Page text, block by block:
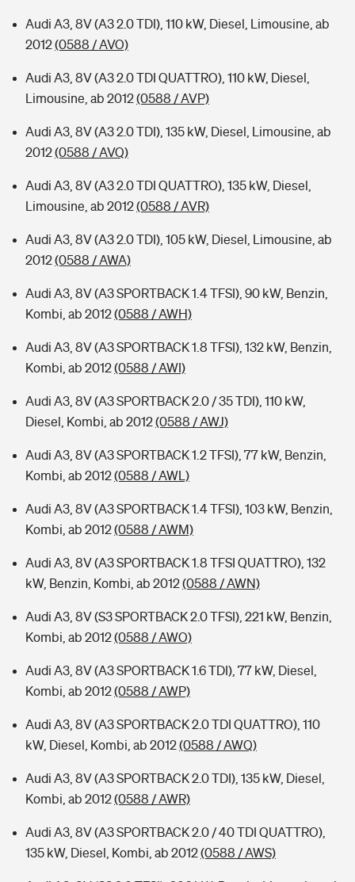
Audi A3, 8V (A3 2.0 TDI), 110 kW, Diesel, Limousine, ab
2012(0588 / AVO)
Audi A3, 8V (A3 2.0 TDI QUATTRO), 110 kW, Diesel,
Limousine, ab 2012(0588 / AVP)
Audi A3, 8V (A3 2.0 TDI), 135 kW, Diesel, Limousine, ab
2012(0588 / AVQ)
Audi A3, 8V (A3 2.0 TDI QUATTRO), 135 kW, Diesel,
Limousine, ab 2012(0588 / AVR)
Audi A3, 8V (A3 2.0 TDI), 105 kW, Diesel, Limousine, ab
2012(0588 / AWA)
Audi A3, 8V (A3 SPORTBACK 1.4 TFSI), 90 kW, Benzin,
Kombi, ab 2012(0588 / AWH)
Audi A3, 8V (A3 SPORTBACK 1.8 TFSI), 132 kW, Benzin,
Kombi, ab 2012(0588 / AWI)
Audi A3, 8V (A3 SPORTBACK 2.0 / 35 TDI), 110 kW,
Diesel, Kombi, ab 2012(0588 / AWJ)
Audi A3, 8V (A3 SPORTBACK 1.2 TFSI), 77 kW, Benzin,
Kombi, ab 2012(0588 / AWL)
Audi A3, 8V (A3 SPORTBACK 1.4 TFSI), 103 kW, Benzin,
Kombi, ab 2012(0588 / AWM)
Audi A3, 8V (A3 SPORTBACK 1.8 TFSI QUATTRO), 132
kW, Benzin, Kombi, ab 2012(0588 / AWN)
Audi A3, 8V (S3 SPORTBACK 2.0 TFSI), 221 kW, Benzin,
Kombi, ab 2012(0588 / AWO)
Audi A3, 8V (A3 SPORTBACK 1.6 TDI), 77 kW, Diesel,
Kombi, ab 2012(0588 / AWP)
Audi A3, 8V (A3 SPORTBACK 2.0 TDI QUATTRO), 110
kW, Diesel, Kombi, ab 2012(0588 / AWQ)
Audi A3, 8V (A3 SPORTBACK 2.0 TDI), 135 kW, Diesel,
Kombi, ab 2012(0588 / AWR)
Audi A3, 8V (A3 SPORTBACK 2.0 / 40 TDI QUATTRO),
135 kW, Diesel, Kombi, ab 2012(0588 / AWS)